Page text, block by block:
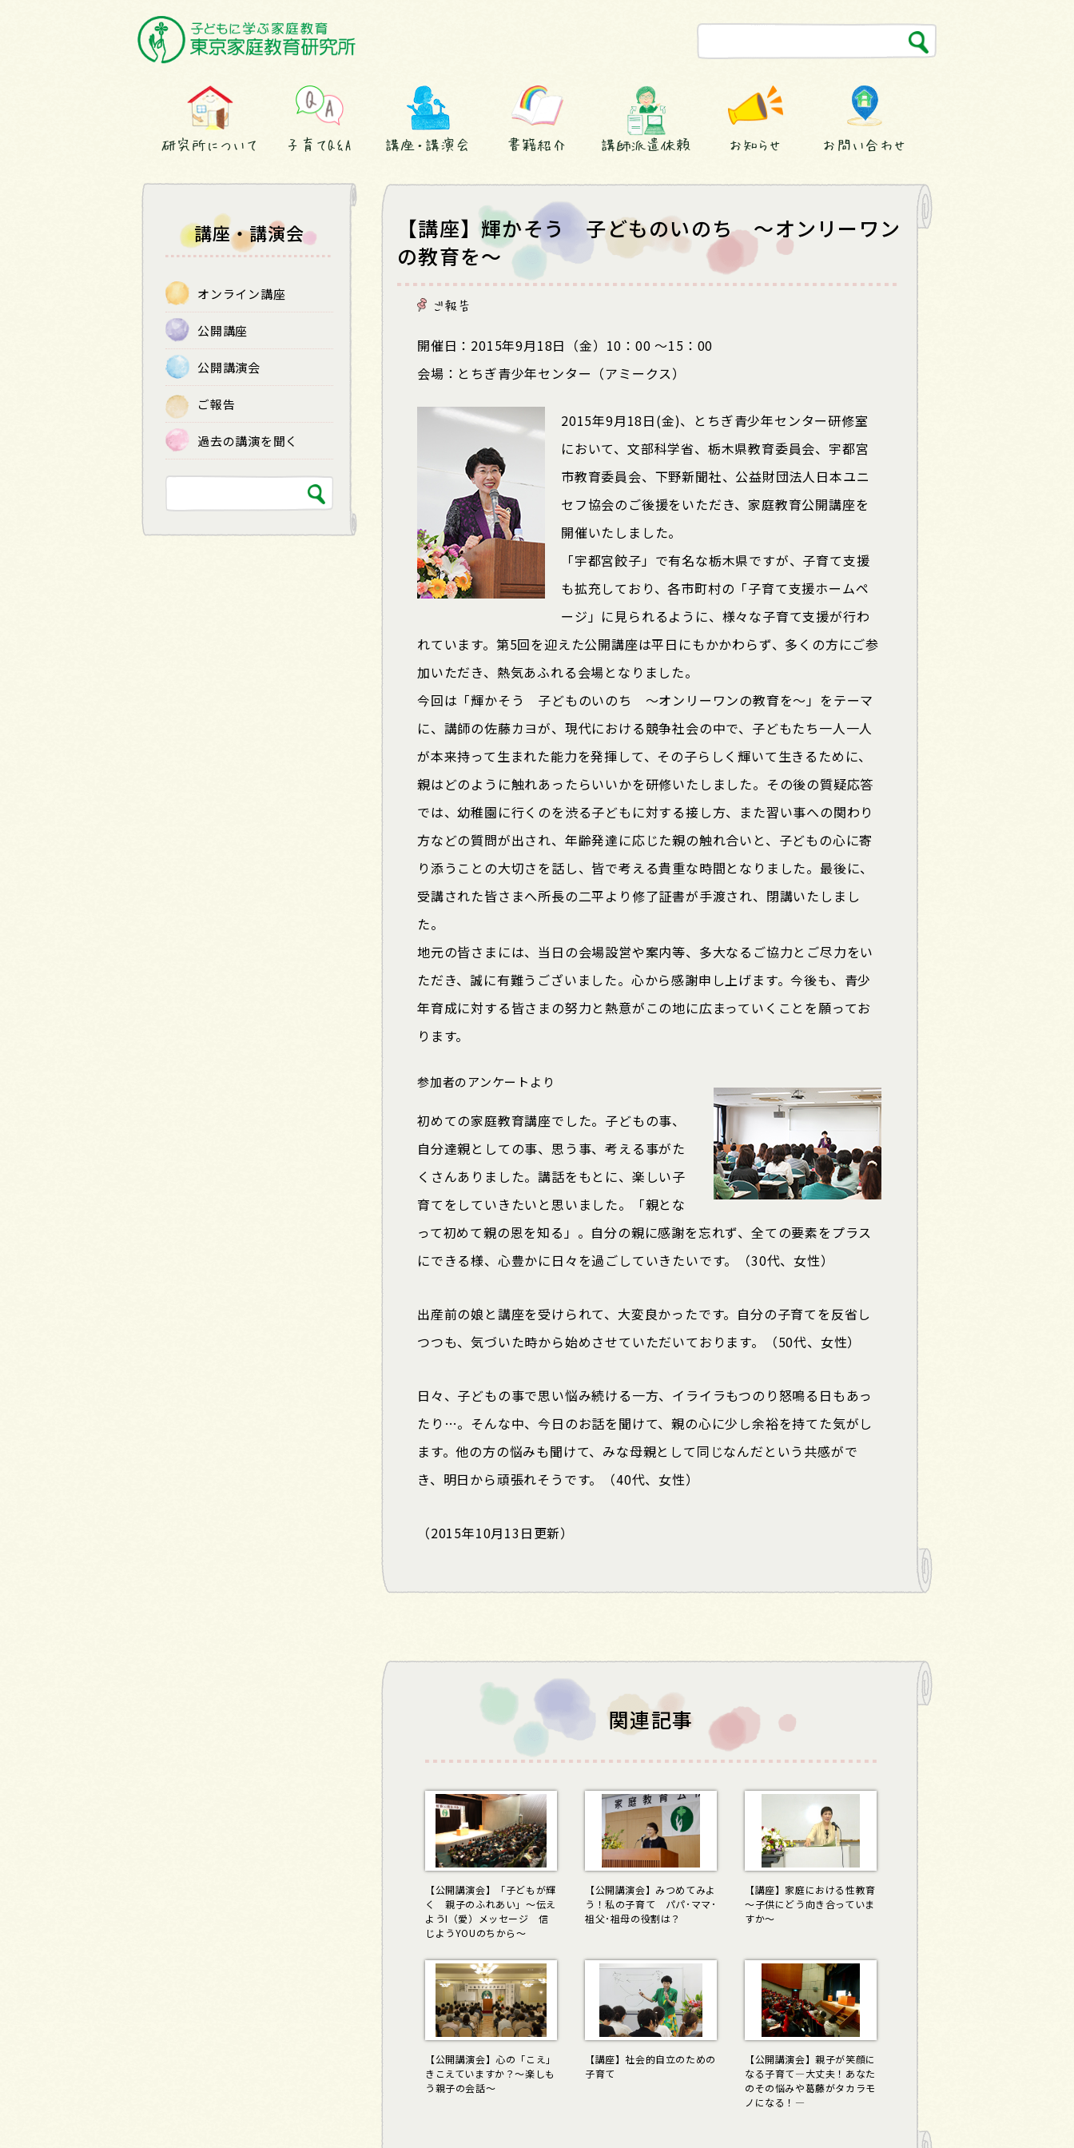
研究所について 子育てQ&A 講座・講演会 書籍紹介 講師派遣依頼 お知らせ お問い合わせ
【講座】輝かそう 子どものいのち ～オンリーワン
の教育を～
ご報告
開催日：2015年9月18日（金）10：00 ～15：00
会場：とちぎ青少年センター（アミークス）
2015年9月18日(金)、とちぎ青少年センター研修室
において、文部科学省、栃木県教育委員会、宇都宮
市教育委員会、下野新聞社、公益財団法人日本ユニ
セフ協会のご後援をいただき、家庭教育公開講座を
開催いたしました。
「宇都宮餃子」で有名な栃木県ですが、子育て支援
も拡充しており、各市町村の「子育て支援ホームペ
ージ」に見られるように、様々な子育て支援が行わ
れています。第5回を迎えた公開講座は平日にもかかわらず、多くの方にご参
加いただき、熱気あふれる会場となりました。
今回は「輝かそう 子どものいのち ～オンリーワンの教育を～」をテーマ
に、講師の佐藤カヨが、現代における競争社会の中で、子どもたち一人一人
が本来持って生まれた能力を発揮して、その子らしく輝いて生きるために、
親はどのように触れあったらいいかを研修いたしました。その後の質疑応答
では、幼稚園に行くのを渋る子どもに対する接し方、また習い事への関わり
方などの質問が出され、年齢発達に応じた親の触れ合いと、子どもの心に寄
り添うことの大切さを話し、皆で考える貴重な時間となりました。最後に、
受講された皆さまへ所長の二平より修了証書が手渡され、閉講いたしまし
た。
地元の皆さまには、当日の会場設営や案内等、多大なるご協力とご尽力をい
ただき、誠に有難うございました。心から感謝申し上げます。今後も、青少
年育成に対する皆さまの努力と熱意がこの地に広まっていくことを願ってお
ります。
参加者のアンケートより
初めての家庭教育講座でした。子どもの事、
自分達親としての事、思う事、考える事がた
くさんありました。講話をもとに、楽しい子
育てをしていきたいと思いました。「親とな
って初めて親の恩を知る」。自分の親に感謝を忘れず、全ての要素をプラス
にできる様、心豊かに日々を過ごしていきたいです。（30代、女性）
出産前の娘と講座を受けられて、大変良かったです。自分の子育てを反省し
つつも、気づいた時から始めさせていただいております。（50代、女性）
日々、子どもの事で思い悩み続ける一方、イライラもつのり怒鳴る日もあっ
たり…。そんな中、今日のお話を聞けて、親の心に少し余裕を持てた気がし
ます。他の方の悩みも聞けて、みな母親として同じなんだという共感がで
き、明日から頑張れそうです。（40代、女性）
（2015年10月13日更新）
関連記事
【公開講演会】「子どもが輝
く 親子のふれあい」～伝え
ようI（愛）メッセージ 信
じようYOUのちから～
【公開講演会】みつめてみよ
う！私の子育て パパ･ママ･
祖父･祖母の役割は？
【講座】家庭における性教育
～子供にどう向き合っていま
すか～
【公開講演会】心の「こえ」
きこえていますか？～楽しも
う親子の会話～
【講座】社会的自立のための
子育て
【公開講演会】親子が笑顔に
なる子育て―大丈夫！あなた
のその悩みや葛藤がタカラモ
ノになる！―
講座・講演会
オンライン講座
公開講座
公開講演会
ご報告
過去の講演を聞く